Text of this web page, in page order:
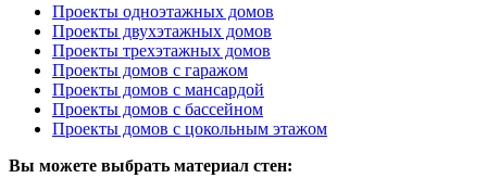
Проекты одноэтажных домов
Проекты двухэтажных домов
Проекты трехэтажных домов
Проекты домов с гаражом
Проекты домов с мансардой
Проекты домов с бассейном
Проекты домов с цокольным этажом
Вы можете выбрать материал стен: